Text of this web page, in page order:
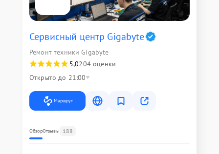
Сервисный центр Gigabyte
Ремонт техники Gigabyte
5,0204 оценки
Открыто до 21:00
Маршрут
ОбзорОтзывы 188